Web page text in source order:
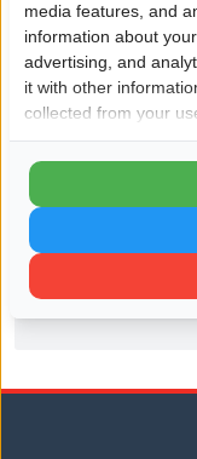
Openingstijden
Maandag:
Dinsdag:
Zaterdag:
Zondag:
media features, and
information about
advertising, and
it with other
collected from your